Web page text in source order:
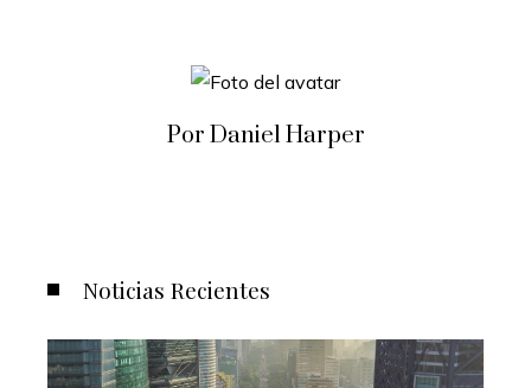
Por Daniel Harper
Noticias Recientes